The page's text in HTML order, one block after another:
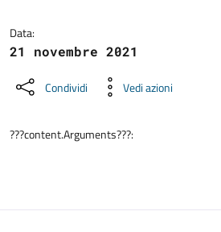
Data:
21 novembre 2021
Condividi Vedi azioni
???content.Arguments???: